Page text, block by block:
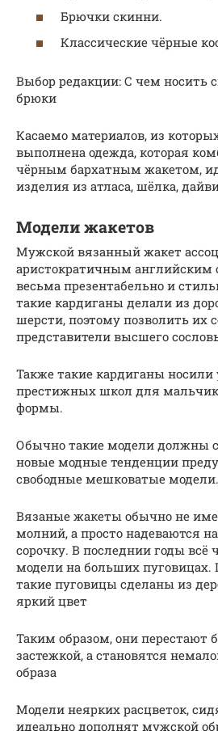
Брючки скинни.
Классические чёрные
Выбор редакции: С чем носить
брюки
Касаемо материалов, из
выполнена одежда, которая
чёрным бархатным жакетом,
изделия из атласа, шёлка,
Модели жакетов
Мужской вязанный жакет
аристократичным английским
весьма презентабельно и
такие кардиганы делали из
шерсти, поэтому позволить их
представители высшего
Также такие кардиганы носили
престижных школ для
формы.
Обычно такие модели должны
новые модные тенденции
свободные мешковатые модели.
Вязаные жакеты обычно не
молний, а просто надеваются
сорочку. В последнии годы
модели на больших
такие пуговицы сделаны из
яркий цвет
Таким образом, они перестают
застежкой, а становятся
образа
Модели неярких расцветок,
идеально дополнят мужской